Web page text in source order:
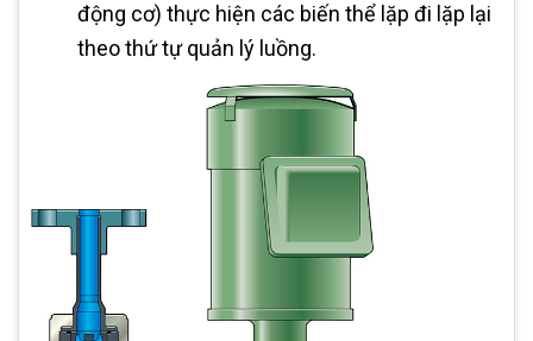
động cơ) thực hiện các biến thể lặp đi lặp lại
theo thứ tự quản lý luồng.